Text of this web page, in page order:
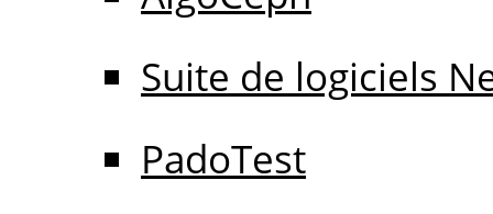
Suite de logiciels
PadoTest